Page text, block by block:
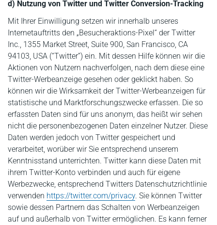
d) Nutzung von Twitter und Twitter Conversion-Tracking
Mit Ihrer Einwilligung setzen wir innerhalb unseres
Internetauftritts den „Besucheraktions-Pixel“ der Twitter
Inc., 1355 Market Street, Suite 900, San Francisco, CA
94103, USA (“Twitter”) ein. Mit dessen Hilfe können wir die
Aktionen von Nutzern nachverfolgen, nach dem diese eine
Twitter-Werbeanzeige gesehen oder geklickt haben. So
können wir die Wirksamkeit der Twitter-Werbeanzeigen für
statistische und Marktforschungszwecke erfassen. Die so
erfassten Daten sind für uns anonym, das heißt wir sehen
nicht die personenbezogenen Daten einzelner Nutzer. Diese
Daten werden jedoch von Twitter gespeichert und
verarbeitet, worüber wir Sie entsprechend unserem
Kenntnisstand unterrichten. Twitter kann diese Daten mit
ihrem Twitter-Konto verbinden und auch für eigene
Werbezwecke, entsprechend Twitters Datenschutzrichtlinie
verwenden https://twitter.com/privacy. Sie können Twitter
sowie dessen Partnern das Schalten von Werbeanzeigen
auf und außerhalb von Twitter ermöglichen. Es kann ferner